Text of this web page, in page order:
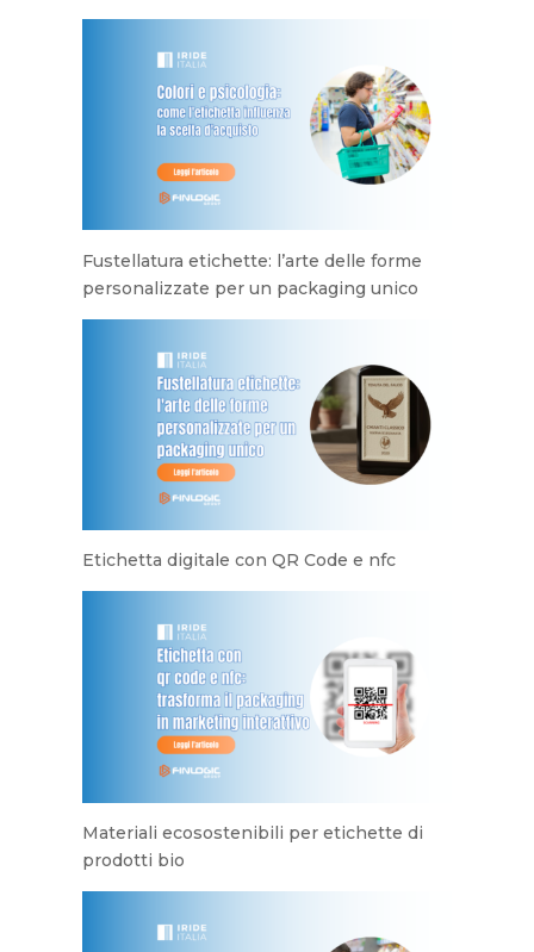
Fustellatura etichette: l’arte delle forme
personalizzate per un packaging unico
Etichetta digitale con QR Code e nfc
Materiali ecosostenibili per etichette di
prodotti bio